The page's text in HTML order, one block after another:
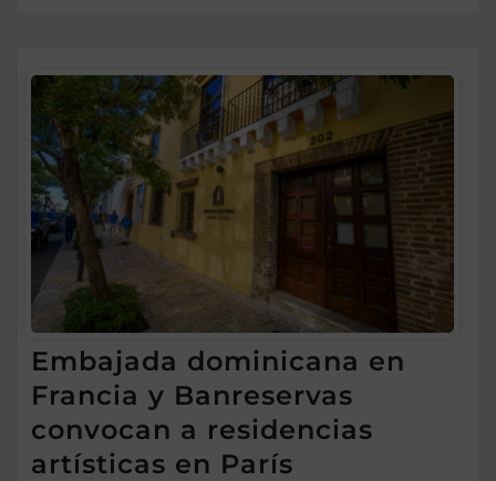
Embajada dominicana en
Francia y Banreservas
convocan a residencias
artísticas en París